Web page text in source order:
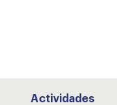
Actividades